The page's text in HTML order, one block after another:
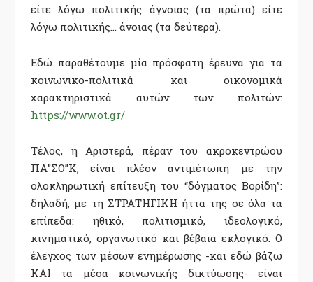
είτε λόγω πολιτικής άγνοιας (τα πρώτα) είτε
λόγω πολιτικής… άνοιας (τα δεύτερα).
Εδώ παραθέτουμε μία πρόσφατη έρευνα για τα
κοινωνικο-πολιτικά και οικονομικά
χαρακτηριστικά αυτών των πολιτών:
https://www.ot.gr/
Τέλος, η Αριστερά, πέραν του ακροκεντρώου
ΠΑ”ΣΟ”Κ, είναι πλέον αντιμέτωπη με την
ολοκληρωτική επίτευξη του “δόγματος Βορίδη”:
δηλαδή, με τη ΣΤΡΑΤΗΓΙΚΗ ήττα της σε όλα τα
επίπεδα: ηθικό, πολιτισμικό, ιδεολογικό,
κινηματικό, οργανωτικό και βέβαια εκλογικό. Ο
έλεγχος των μέσων ενημέρωσης -και εδώ βάζω
ΚΑΙ τα μέσα κοινωνικής δικτύωσης- είναι